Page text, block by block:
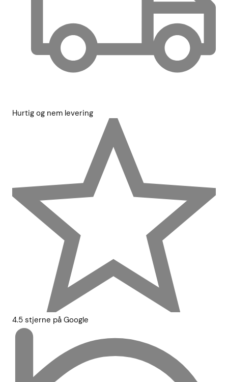
Hurtig og nem levering
4.5 stjerne på Google